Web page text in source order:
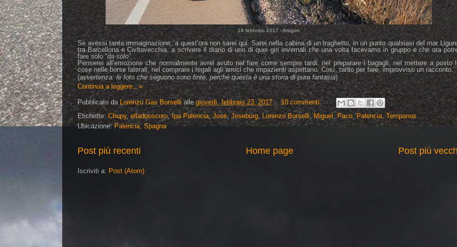
19 febbraio 2017 - Aragon
Se avessi tanta immaginazione, a quest’ora non sarei qui. Sarei nella cabina di un traghetto, in un punto qualsiasi del mar
tra Barcellona e Civitavecchia, a scrivere il diario di uno di quei giri invernali che una volta facevamo in gruppo e che ora
fare solo “da solo”.
Penserei all’emozione che normalmente avrei avuto nel fare come sempre tardi, nel preparare i bagagli, nel mettere a posto
cose nelle borse laterali, nel comprare i regali agli amici che impazienti aspettano. Così, tanto per fare, improvviso un racconto.
(avvertenza: le foto che seguono sono finte, perché questa è una storia di pura fantasia)
Continua a leggere...»
Pubblicato da Lorenzo Gas Borselli allegiovedì, febbraio 23, 2017
10 commenti:
Etichette: Chupy, elladooscuro ,Ipa Palencia ,José, Joseburg , Lorenzo Borselli Miguel , Paco ,Palencia , Tempanos
Ubicazione:Palencia, Spagna
Post più recenti Post più
Home page
Iscriviti a: Post (Atom)